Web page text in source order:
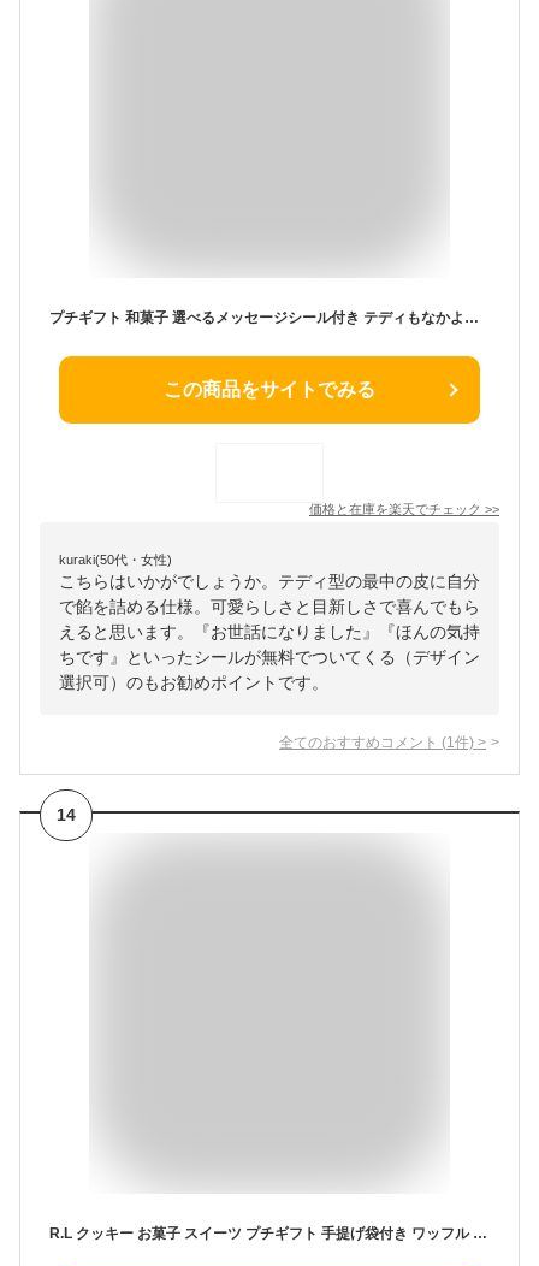
プチギフト 和菓子 選べるメッセージシール付き テディもなかよし！ ※メッセージシール付き 結婚式 二次会 産休 退職 御礼 ウェディング くまもなか クマ最中 くま最中 個包装 和スイーツ 最中 産休 退職 かわいい ギフト
この商品をサイトでみる
価格と在庫を楽天でチェック >>
kuraki(50代・女性)
こちらはいかがでしょうか。テディ型の最中の皮に自分
で餡を詰める仕様。可愛らしさと目新しさで喜んでもら
えると思います。『お世話になりました』『ほんの気持
ちです』といったシールが無料でついてくる（デザイン
選択可）のもお勧めポイントです。
全てのおすすめコメント (1 件) >
14
R.L クッキー お菓子 スイーツ プチギフト 手提げ袋付き ワッフル キューブ ショコラストロベリー 1個